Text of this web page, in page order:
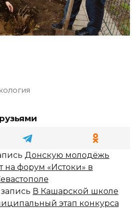
Донскую молодёжь
на форум «Истоки» в
В Кашарской школе
этап конкурса